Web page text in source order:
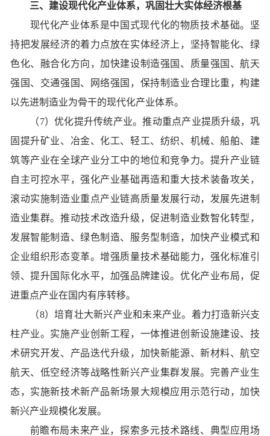
三、建设现代化产业体系，巩固壮大实体经济根基
现代化产业体系是中国式现代化的物质技术基础。坚
持把发展经济的着力点放在实体经济上，坚持智能化、绿
色化、融合化方向，加快建设制造强国、质量强国、航天
强国、交通强国、网络强国，保持制造业合理比重，构建
以先进制造业为骨干的现代化产业体系。
（7）优化提升传统产业。推动重点产业提质升级，巩
固提升矿业、冶金、化工、轻工、纺织、机械、船舶、建
筑等产业在全球产业分工中的地位和竞争力。提升产业链
自主可控水平，强化产业基础再造和重大技术装备攻关，
滚动实施制造业重点产业链高质量发展行动，发展先进制
造业集群。推动技术改造升级，促进制造业数智化转型，
发展智能制造、绿色制造、服务型制造，加快产业模式和
企业组织形态变革。增强质量技术基础能力，强化标准引
领、提升国际化水平，加强品牌建设。优化产业布局，促
进重点产业在国内有序转移。
（8）培育壮大新兴产业和未来产业。着力打造新兴支
柱产业。实施产业创新工程，一体推进创新设施建设、技
术研究开发、产品迭代升级，加快新能源、新材料、航空
航天、低空经济等战略性新兴产业集群发展。完善产业生
态，实施新技术新产品新场景大规模应用示范行动，加快
新兴产业规模化发展。
前瞻布局未来产业，探索多元技术路线、典型应用场